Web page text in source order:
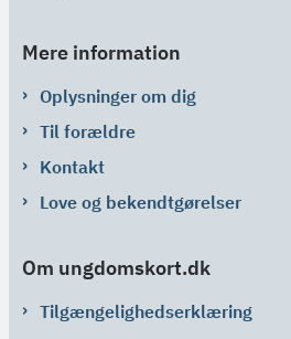
Mere information
Oplysninger om dig
Til forældre
Kontakt
Love og bekendtgørelser
Om ungdomskort.dk
Tilgængelighedserklæring